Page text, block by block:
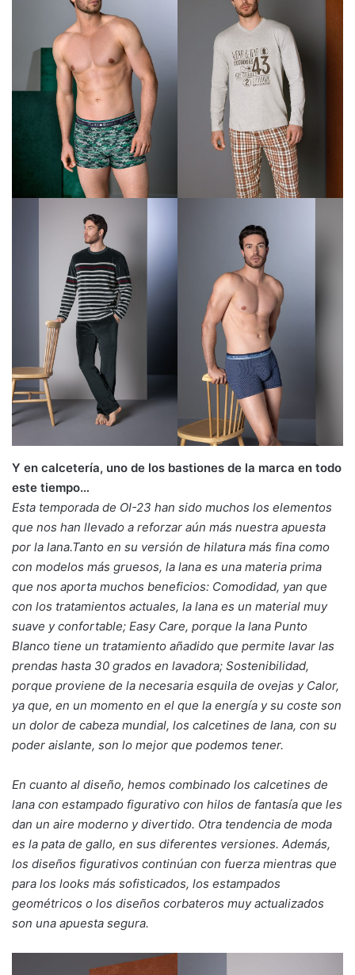
Y en calcetería, uno de los bastiones de la marca en todo
este tiempo…
Esta temporada de OI-23 han sido muchos los elementos
que nos han llevado a reforzar aún más nuestra apuesta
por la lana.Tanto en su versión de hilatura más fina como
con modelos más gruesos, la lana es una materia prima
que nos aporta muchos beneficios: Comodidad, yan que
con los tratamientos actuales, la lana es un material muy
suave y confortable; Easy Care, porque la lana Punto
Blanco tiene un tratamiento añadido que permite lavar las
prendas hasta 30 grados en lavadora; Sostenibilidad,
porque proviene de la necesaria esquila de ovejas y Calor,
ya que, en un momento en el que la energía y su coste son
un dolor de cabeza mundial, los calcetines de lana, con su
poder aislante, son lo mejor que podemos tener.
En cuanto al diseño, hemos combinado los calcetines de
lana con estampado figurativo con hilos de fantasía que les
dan un aire moderno y divertido. Otra tendencia de moda
es la pata de gallo, en sus diferentes versiones. Además,
los diseños figurativos continúan con fuerza mientras que
para los looks más sofisticados, los estampados
geométricos o los diseños corbateros muy actualizados
son una apuesta segura.